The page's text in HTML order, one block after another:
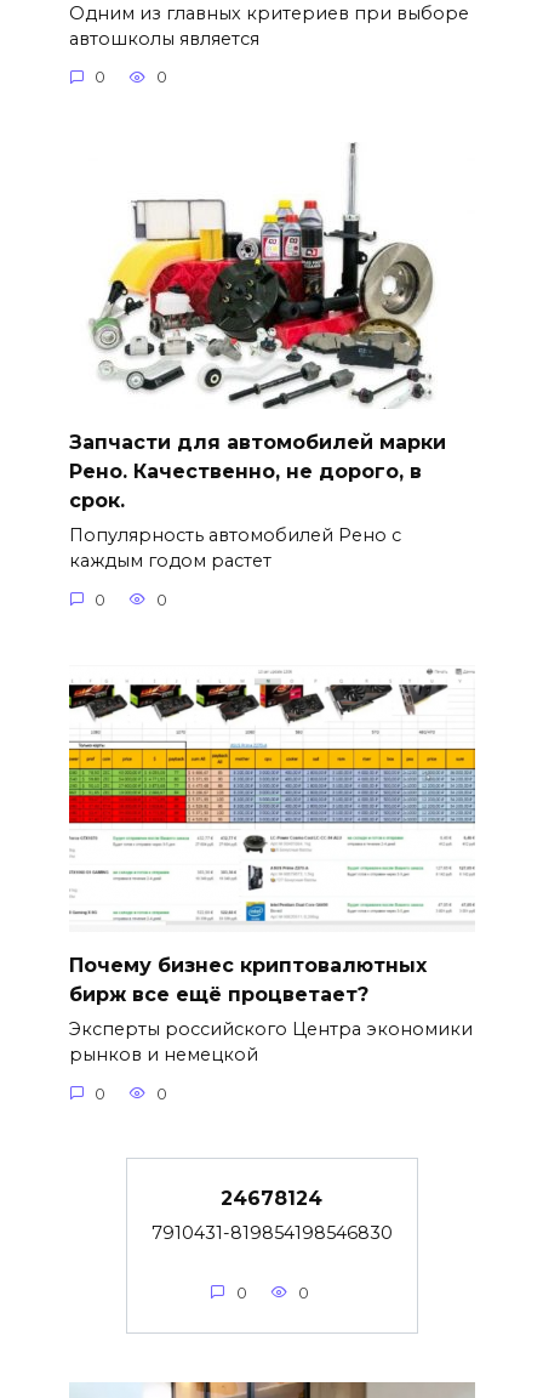
Одним из главных критериев при выборе
автошколы является
0 0
Запчасти для автомобилей марки
Рено. Качественно, не дорого, в
срок.
Популярность автомобилей Рено с
каждым годом растет
0 0
Почему бизнес криптовалютных
бирж все ещё процветает?
Эксперты российского Центра экономики
рынков и немецкой
0 0
24678124
7910431-819854198546830
0 0